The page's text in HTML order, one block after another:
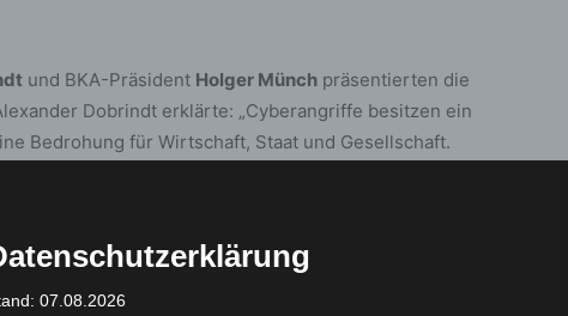
und BKA-Präsident Holger Münch präsentierten die
Dobrindt erklärte: „Cyberangriffe besitzen ein
Bedrohung für Wirtschaft, Staat und Gesellschaft.
Ausweitung geopolitischer Konflikte in den digitalen
in Deutschland erkennbar angestiegen ist.
finanziell und politisch motivierten Cyber-
Strafverfolgungsbehörden und das BKA haben in den
Sie sind fähig und in der Lage, Cybercrime
07.08.2026